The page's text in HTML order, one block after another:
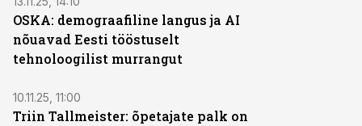
OSKA: demograafiline langus ja AI
nõuavad Eesti tööstuselt
tehnoloogilist murrangut
10.11.25, 11:00
Triin Tallmeister: õpetajate palk on